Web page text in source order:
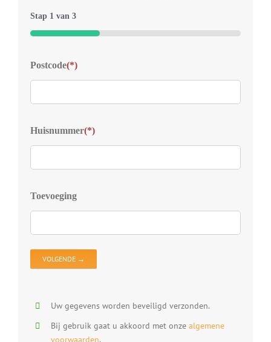
Stap 1 van 3
33%
Postcode(*)
Huisnummer(*)
Toevoeging
Uw gegevens worden beveiligd verzonden.
Bij gebruik gaat u akkoord met onze algemene
voorwaarden.